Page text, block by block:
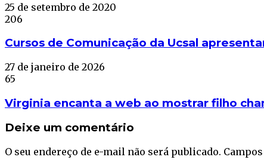
25 de setembro de 2020
206
Cursos de Comunicação da Ucsal
27 de janeiro de 2026
65
Virginia encanta a web ao mostrar filho
Deixe um comentário
O seu endereço de e-mail não será publicado.